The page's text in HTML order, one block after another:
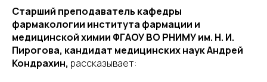
Старший преподаватель кафедры
фармакологии института фармации и
медицинской химии ФГАОУ ВО РНИМУ им. Н. И.
Пирогова, кандидат медицинских наук Андрей
Кондрахин, рассказывает: